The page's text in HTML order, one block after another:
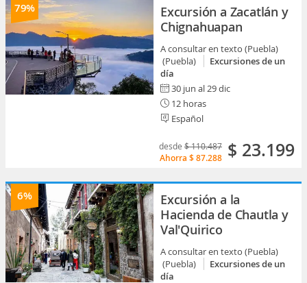
79%
Excursión a Zacatlán y
Chignahuapan
A consultar en texto (Puebla)
(Puebla)
Excursiones de un
día
30 jun al 29 dic
12 horas
Español
desde $ 110.487
Ahorra $ 87.288 $ 23.199
6%
Excursión a la
Hacienda de Chautla y
Val'Quirico
A consultar en texto (Puebla)
(Puebla)
Excursiones de un
día